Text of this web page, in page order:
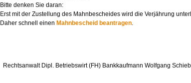
Bitte denken Sie daran:
Erst mit der Zustellung des Mahnbescheides wird die Verjährung
Daher schnell einen Mahnbescheid beantragen
Rechtsanwalt Dipl. Betriebswirt (FH) Bankkaufmann Wolfgang